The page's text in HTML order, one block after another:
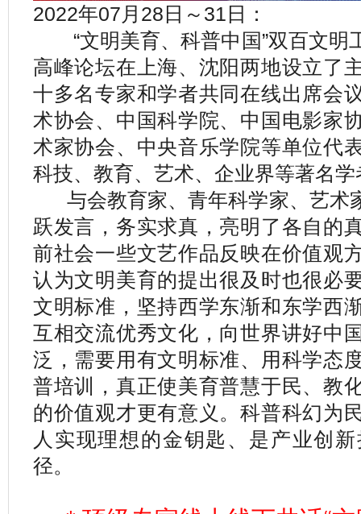
2022年07月28日～31日：
“文明美育、科普中国”双百文明
高峰论坛在上海、沈阳两地设立了
十多名专家和学者共同在线出席会
术协会、中国科学院、中国电影家
术家协会、中央音乐学院等单位代
科技、教育、艺术、企业界等著名
与会教育家、青年科学家、艺术
跃发言，务实求真，亮明了各自的
前社会一些文艺作品反映在价值观
认为文明美育的提出很及时也很必
文明标准，坚持西学东渐和东学西
互相交流优秀文化，向世界讲好中
泛，需要用有文明标准、用科学态
普培训，真正使美育普慧于民、教
的价值观才更有意义。科普科幻为
人实现理想的金钥匙、是产业创
径。